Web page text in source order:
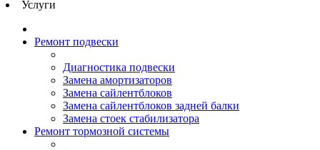
Услуги
Ремонт подвески
Диагностика подвески
Замена амортизаторов
Замена сайлентблоков
Замена сайлентблоков задней балки
Замена стоек стабилизатора
Ремонт тормозной системы